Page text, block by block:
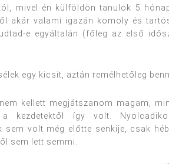
mivel én külföldön tanulok 5
akár valami igazán komoly és
e egyáltalán (főleg az első
egy kicsit, aztán remélhetőleg
kellett megjátszanom magam,
kezdetektől így volt.
volt még előtte senkije, csak
sem lett semmi.